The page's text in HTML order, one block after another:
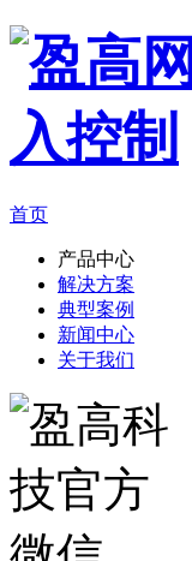
首页
产品中心
解决方案
典型案例
新闻中心
关于我们